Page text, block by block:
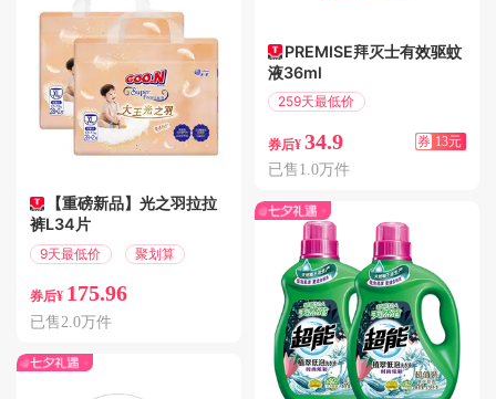
【重磅新品】光之羽拉拉
裤L34片
9天最低价 聚划算
券后¥ 175.96
已售2.0万件
PREMISE拜灭士有效驱蚊
液36ml
259天最低价
券后¥ 34.9 券 13元
已售1.0万件